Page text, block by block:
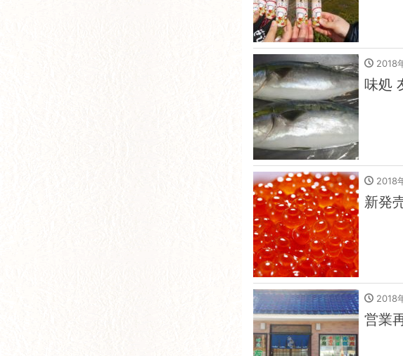
2018
味処
2018
新発
2018
営業